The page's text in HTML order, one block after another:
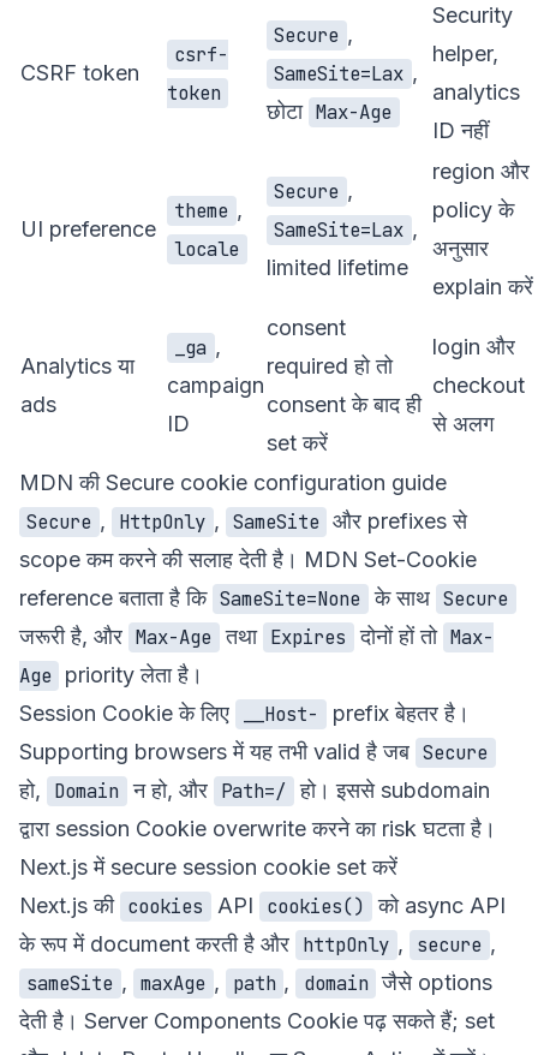
CSRF token
csrf-
token
Secure ,
SameSite=Lax ,
छोटा Max-Age
Security
helper,
analytics
ID नहीं
UI preference
theme ,
locale
Secure ,
SameSite=Lax ,
limited lifetime
region और
policy के
अनुसार
explain करें
Analytics या
ads
_ga ,
campaign
ID
consent
required हो तो
consent के बाद ही
set करें
login और
checkout
से अलग
MDN कीSecure cookie configuration guide
Secure , HttpOnly , SameSite और prefixes से
scope कम करने की सलाह देती है। MDN Set-Cookie
reference बताता है कि SameSite=None के साथ Secure
जरूरी है, और Max-Age तथा Expires दोनों हों तो Max-
Age
priority लेता है।
Session Cookie के लिए
__Host-
prefix बेहतर है।
Supporting browsers में यह तभी valid है जब Secure
हो,
Domain न हो, और Path=/ हो। इससे subdomain
द्वारा session Cookie overwrite करने का risk घटता है।
Next.js में secure session cookie set करें
Next.js की cookies API cookies() को async API
के रूप में document करती है और httpOnly , secure ,
sameSite , maxAge , path , domain जैसे options
देती है। Server Components Cookie पढ़ सकते हैं; set